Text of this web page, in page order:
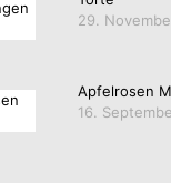
29.
Apfelrosen
16.